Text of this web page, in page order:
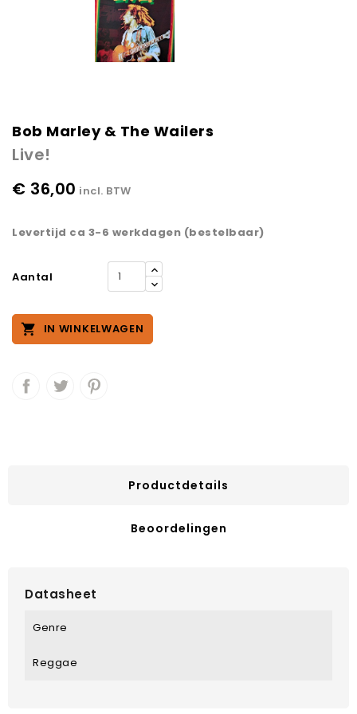
Bob Marley & The Wailers
Live!
€ 36,00 incl. BTW
Levertijd ca 3-6 werkdagen (bestelbaar)
Aantal
 IN WINKELWAGEN
Productdetails
Beoordelingen
Datasheet
Genre
Reggae